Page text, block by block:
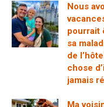
Nous
pourrait
sa
de
chose
jamais
Ma